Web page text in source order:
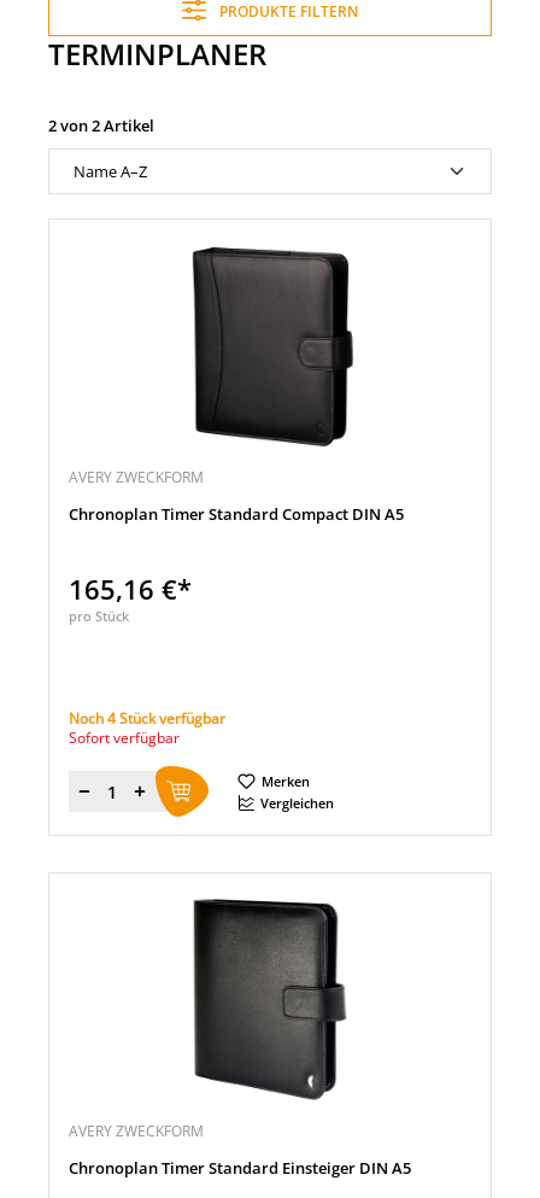
PRODUKTE FILTERN
TERMINPLANER
2 von 2 Artikel
AVERY ZWECKFORM
Chronoplan Timer Standard Compact DIN A5
165,16 €*
pro Stück
Noch 4 Stück verfügbar
Sofort verfügbar
Menge
Merken
Vergleichen
AVERY ZWECKFORM
Chronoplan Timer Standard Einsteiger DIN A5